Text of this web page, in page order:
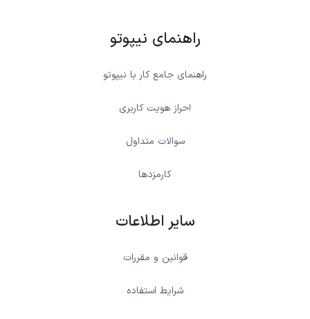
راهنمای نیپوتو
راهنمای جامع کار با نیپوتو
احراز هویت کاربری
سوالات متداول
کارمزدها
سایر اطلاعات
قوانین و مقررات
شرایط استفاده